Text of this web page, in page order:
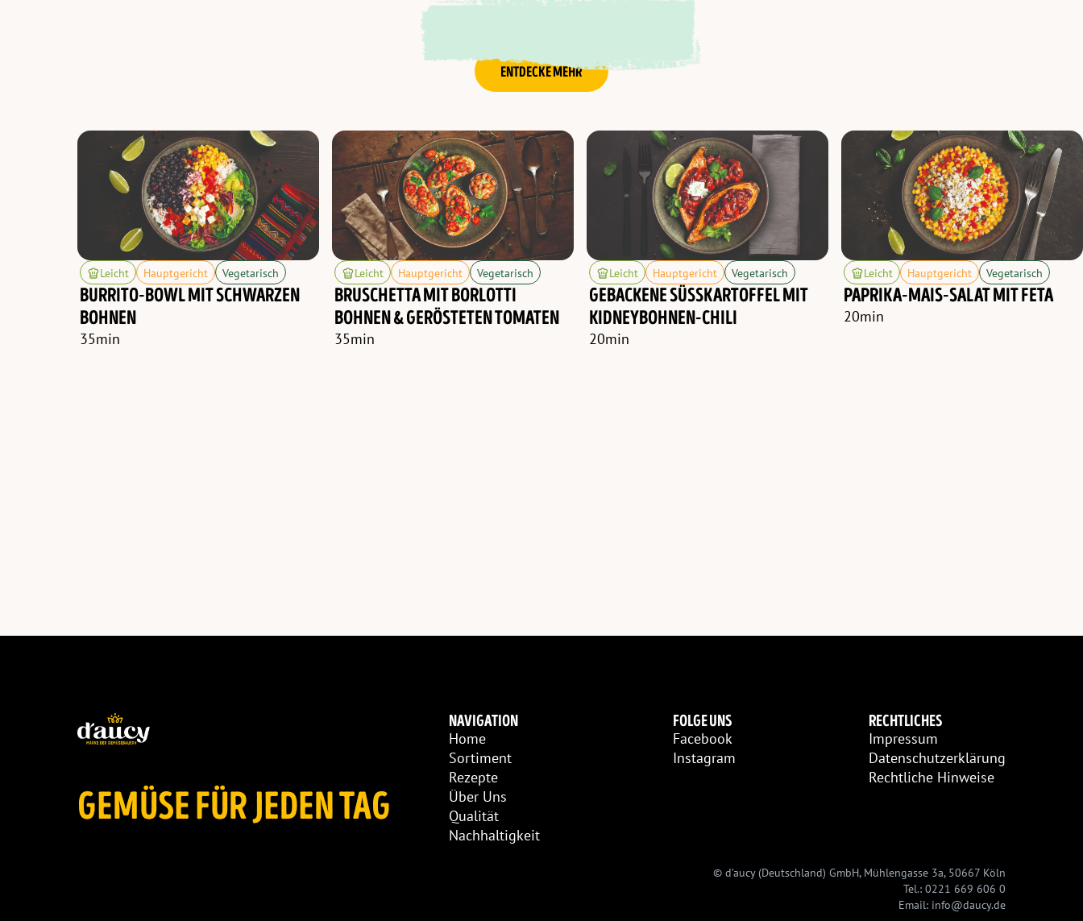
ENTDECKE MEHR
Leicht Hauptgericht Vegetarisch
BURRITO-BOWL MIT SCHWARZEN
BOHNEN
35min
Leicht Hauptgericht Vegetarisch
BRUSCHETTA MIT BORLOTTI
BOHNEN & GERÖSTETEN TOMATEN
35min
Leicht Hauptgericht Vegetarisch
GEBACKENE SÜSSKARTOFFEL MIT K
IDNEYBOHNEN-CHILI
20min
Leicht Hauptgericht Vegetarisch
PAPRIKA-MAIS-SALAT MIT FETA
20min
GEMÜSE FÜR JEDEN TAG
NAVIGATION
Home
Sortiment
Rezepte
Über Uns
Qualität
Nachhaltigkeit
FOLGE UNS
Facebook
Instagram
RECHTLICHES
Impressum
Datenschutzerklärung
Rechtliche Hinweise
© d’aucy (Deutschland) GmbH, Mühlengasse 3a, 50667 Köln
Tel.: 0221 669 606 0
Email: info@daucy.de